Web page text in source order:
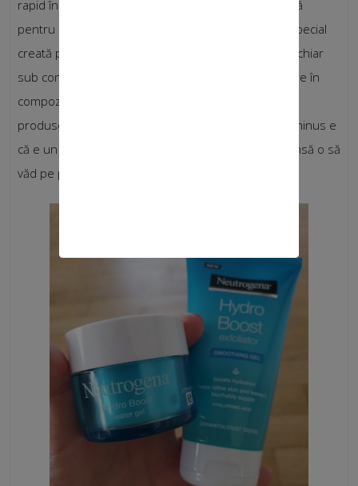
rapid în piele, miroase frumos și e excelentă ca bază
pentru BB creamul pe care îl folosesc acum. Fiind special
creată pentru pielea mixtă ține sebumul din zona T chiar
sub control. Am mai apreciat de asemenea că nu are în
compoziție nici un fel de alcool, atât de prezent în
produsele pentru pielea mixtă sau grasă. Singurul minus e
că e un pic cam light totuși pentru anotimpul rece, însă o să
văd pe parcurs cum o să compensez treaba asta.